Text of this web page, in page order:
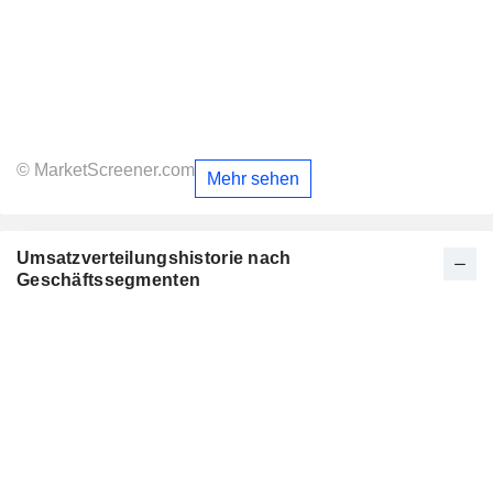
© MarketScreener.com Mehr sehen
Umsatzverteilungshistorie nach
Geschäftssegmenten